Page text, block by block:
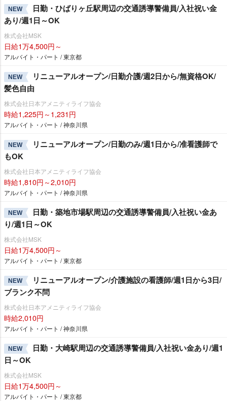
NEW
日勤・ひばりヶ丘駅周辺の交通誘導警備員/入社祝い金
あり/週1日～OK
株式会社MSK
日給1万4,500円～
アルバイト・パート / 東京都
NEW
リニューアルオープン/日勤介護/週2日から/無資格OK/
髪色自由
株式会社日本アメニティライフ協会
時給1,225円～1,231円
アルバイト・パート / 神奈川県
NEW
リニューアルオープン/日勤のみ/週1日から/准看護師で
もOK
株式会社日本アメニティライフ協会
時給1,810円～2,010円
アルバイト・パート / 神奈川県
NEW
日勤・築地市場駅周辺の交通誘導警備員/入社祝い金あ
り/週1日～OK
株式会社MSK
日給1万4,500円～
アルバイト・パート / 東京都
NEW
リニューアルオープン/介護施設の看護師/週1日から3日/
ブランク不問
株式会社日本アメニティライフ協会
時給2,010円
アルバイト・パート / 神奈川県
NEW
日勤・大崎駅周辺の交通誘導警備員/入社祝い金あり/週1
日～OK
株式会社MSK
日給1万4,500円～
アルバイト・パート / 東京都